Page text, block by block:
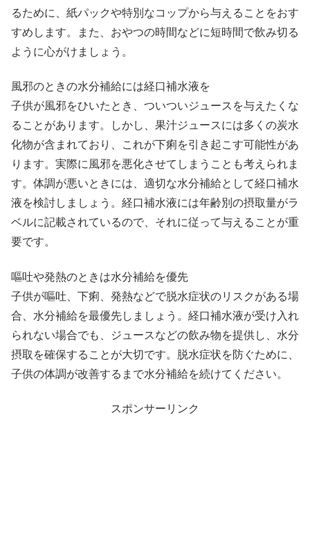
るために、紙パックや特別なコップから与えることをおす
すめします。また、おやつの時間などに短時間で飲み切る
ように心がけましょう。
風邪のときの水分補給には経口補水液を
子供が風邪をひいたとき、ついついジュースを与えたくな
ることがあります。しかし、果汁ジュースには多くの炭水
化物が含まれており、これが下痢を引き起こす可能性があ
ります。実際に風邪を悪化させてしまうことも考えられま
す。体調が悪いときには、適切な水分補給として経口補水
液を検討しましょう。経口補水液には年齢別の摂取量がラ
ベルに記載されているので、それに従って与えることが重
要です。
嘔吐や発熱のときは水分補給を優先
子供が嘔吐、下痢、発熱などで脱水症状のリスクがある場
合、水分補給を最優先しましょう。経口補水液が受け入れ
られない場合でも、ジュースなどの飲み物を提供し、水分
摂取を確保することが大切です。脱水症状を防ぐために、
子供の体調が改善するまで水分補給を続けてください。
スポンサーリンク